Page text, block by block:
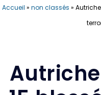
Accueil » non classés »